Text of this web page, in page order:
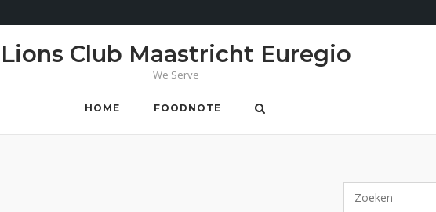
Lions Club Maastricht Euregio
We Serve
HOME FOODNOTE